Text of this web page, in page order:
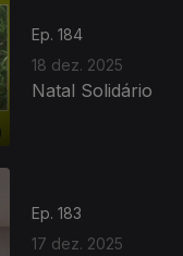
Ep. 184
18 dez. 2025
Natal Solidário
Ep. 183
17 dez. 2025